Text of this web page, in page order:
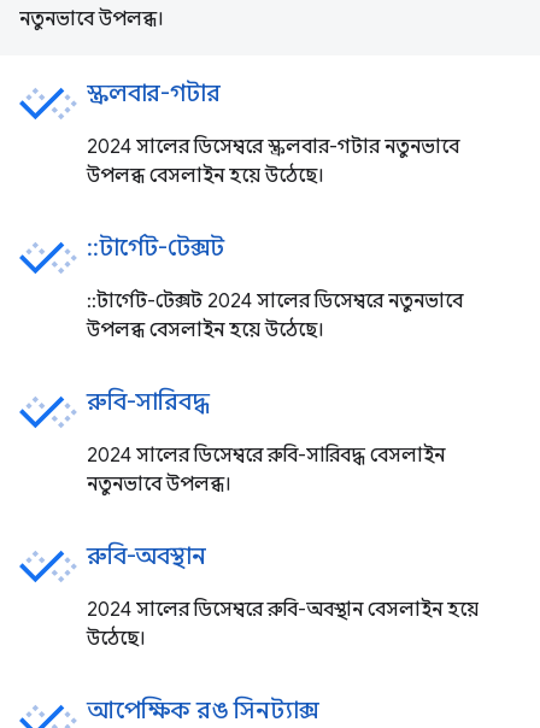
নতুনভাবে উপলব্ধ।
স্ক্রলবার-গটার
2024 সালের ডিসেম্বরে স্ক্রলবার-গটার নতুনভাবে
উপলব্ধ বেসলাইন হয়ে উঠেছে।
::টার্গেট-টেক্সট
::টার্গেট-টেক্সট 2024 সালের ডিসেম্বরে নতুনভাবে
উপলব্ধ বেসলাইন হয়ে উঠেছে।
রুবি-সারিবদ্ধ
2024 সালের ডিসেম্বরে রুবি-সারিবদ্ধ বেসলাইন
নতুনভাবে উপলব্ধ।
রুবি-অবস্থান
2024 সালের ডিসেম্বরে রুবি-অবস্থান বেসলাইন হয়ে
উঠেছে।
আপেক্ষিক রঙ সিনট্যাক্স